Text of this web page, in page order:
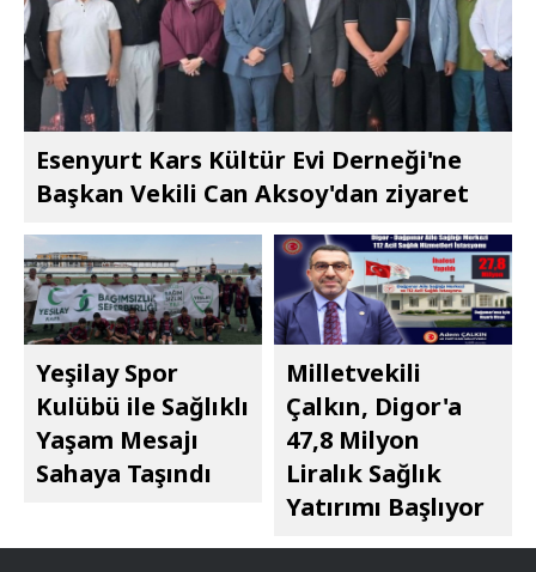
Esenyurt Kars Kültür Evi Derneği'ne
Başkan Vekili Can Aksoy'dan ziyaret
Yeşilay Spor
Kulübü ile Sağlıklı
Yaşam Mesajı
Sahaya Taşındı
Milletvekili
Çalkın, Digor'a
47,8 Milyon
Liralık Sağlık
Yatırımı Başlıyor